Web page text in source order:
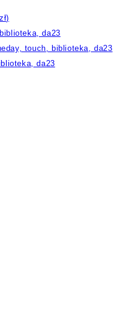
da23
touch, biblioteka, da23
da23